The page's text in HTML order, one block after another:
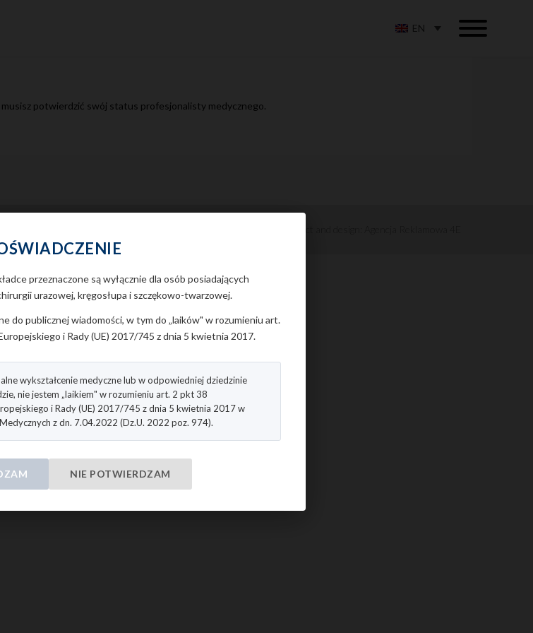
EN
potwierdzić swój status profesjonalisty medycznego.
przeznaczone są wyłącznie dla osób posiadających
urazowej, kręgosłupa i szczękowo-twarzowej.
do publicznej wiadomości, w tym do „laików" w rozumieniu art.
i Rady (UE) 2017/745 z dnia 5 kwietnia 2017.
wykształcenie medyczne lub w odpowiedniej dziedzinie
nie jestem „laikiem" w rozumieniu art. 2 pkt 38
i Rady (UE) 2017/745 z dnia 5 kwietnia 2017 w
z dn. 7.04.2022 (Dz.U. 2022 poz. 974).
NIE POTWIERDZAM